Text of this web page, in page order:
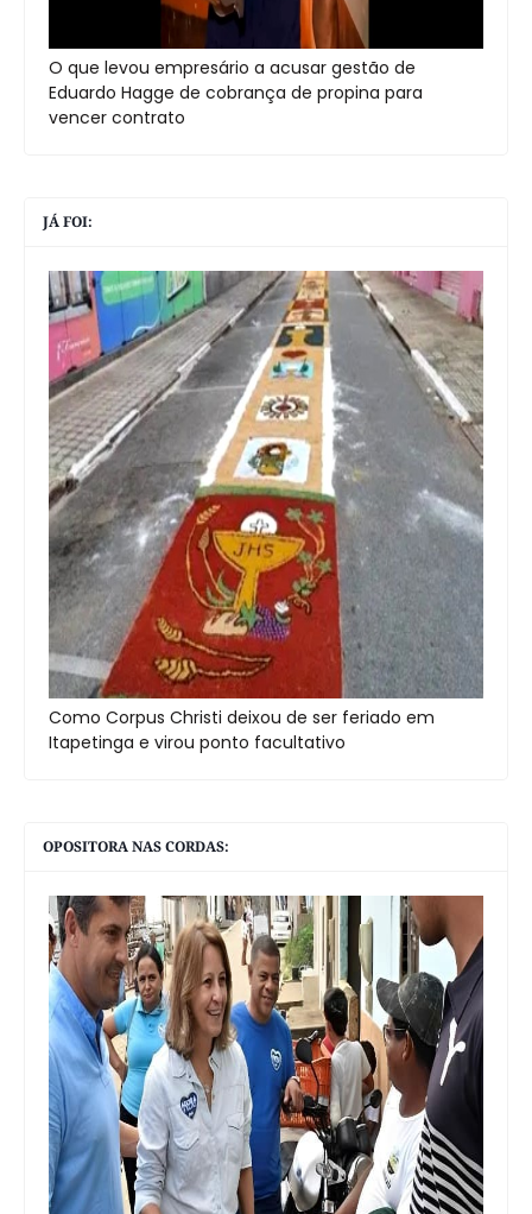
O que levou empresário a acusar gestão de
Eduardo Hagge de cobrança de propina para
vencer contrato
JÁ FOI:
Como Corpus Christi deixou de ser feriado em
Itapetinga e virou ponto facultativo
OPOSITORA NAS CORDAS: